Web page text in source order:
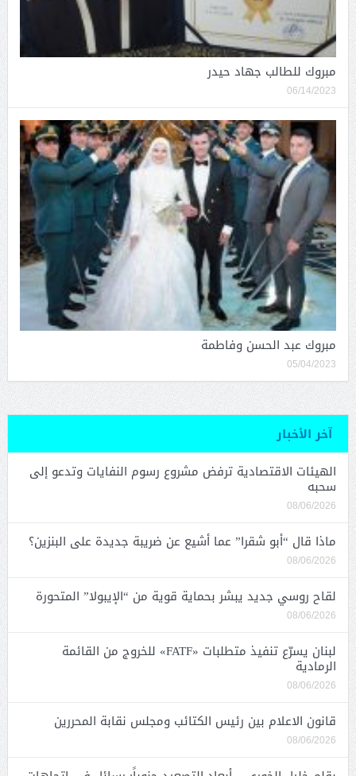
مبروك للطالب جهاد حيدر
06/14/2023
مبروك عبد الحسن وفاطمة
05/04/2023
آخر الأخبار
الهيئات الاقتصادية ترفض مشروع رسوم النفايات وتدعو إلى
سحبه
08/06/2026
ماذا قال “أبو شقرا” عما أشيع عن ضريبة جديدة على البنزين؟
08/06/2026
لقاح روسي جديد يبشر بحماية قوية من “الإيبولا” المتحورة
08/06/2026
لبنان يسرّع تنفيذ متطلبات «FATF» للخروج من القائمة
الرمادية
08/06/2026
قانون الاعلام بين رئيس الكتائب ومجلس نقابة المحررين
08/06/2026